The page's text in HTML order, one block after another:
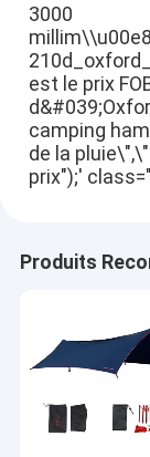
3000
est le prix
camping
de la
prix");'
Produits